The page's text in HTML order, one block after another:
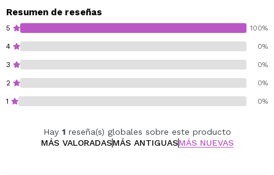
Resumen de reseñas
5 100%
4 0%
3 0%
2 0%
1 0%
Hay 1reseña(s) globales sobre este producto
MÁS VALORADASMÁS ANTIGUASMÁS NUEVAS